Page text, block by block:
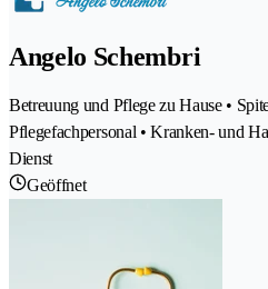
Angelo Schembri
Betreuung und Pflege zu Hause •
Pflegefachpersonal • Kranken- und
Dienst
Geöffnet